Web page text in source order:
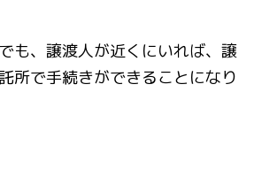
も、譲渡人が近くにいれば、譲
所で手続きができることになり